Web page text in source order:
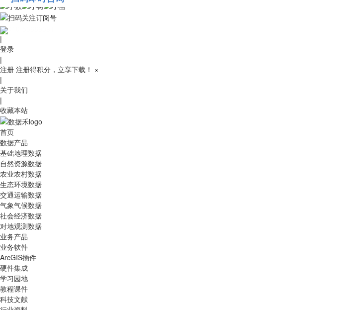
010-53689091
|
登录
|
注册 注册得积分，立享下载！ ×
|
关于我们
|
收藏本站
首页
数据产品
基础地理数据
自然资源数据
农业农村数据
生态环境数据
交通运输数据
气象气候数据
社会经济数据
对地观测数据
业务产品
业务软件
ArcGIS插件
硬件集成
学习园地
教程课件
科技文献